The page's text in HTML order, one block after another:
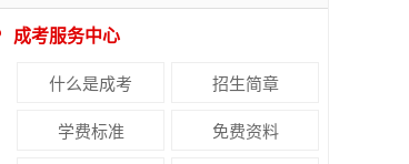
成考服务中心
什么是成考 招生简章
学费标准 免费资料